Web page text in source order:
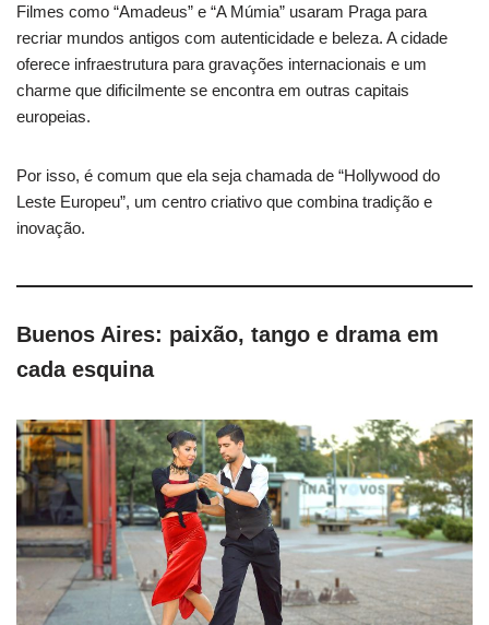
Filmes como “Amadeus” e “A Múmia” usaram Praga para
recriar mundos antigos com autenticidade e beleza. A cidade
oferece infraestrutura para gravações internacionais e um
charme que dificilmente se encontra em outras capitais
europeias.
Por isso, é comum que ela seja chamada de “Hollywood do
Leste Europeu”, um centro criativo que combina tradição e
inovação.
Buenos Aires: paixão, tango e drama em
cada esquina